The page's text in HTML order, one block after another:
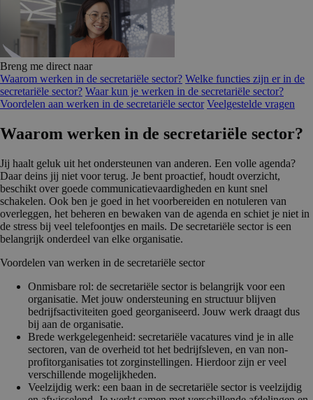
Breng me direct naar
Waarom werken in de secretariële sector? Welke functies zijn er in de
secretariële sector? Waar kun je werken in de secretariële sector?
Voordelen aan werken in de secretariële sector Veelgestelde vragen
Waarom werken in de secretariële sector?
Jij haalt geluk uit het ondersteunen van anderen. Een volle agenda?
Daar deins jij niet voor terug. Je bent proactief, houdt overzicht,
beschikt over goede communicatievaardigheden en kunt snel
schakelen. Ook ben je goed in het voorbereiden en notuleren van
overleggen, het beheren en bewaken van de agenda en schiet je niet in
de stress bij veel telefoontjes en mails. De secretariële sector is een
belangrijk onderdeel van elke organisatie.
Voordelen van werken in de secretariële sector
Onmisbare rol: de secretariële sector is belangrijk voor een
organisatie. Met jouw ondersteuning en structuur blijven
bedrijfsactiviteiten goed georganiseerd. Jouw werk draagt dus
bij aan de organisatie.
Brede werkgelegenheid: secretariële vacatures vind je in alle
sectoren, van de overheid tot het bedrijfsleven, en van non-
profitorganisaties tot zorginstellingen. Hierdoor zijn er veel
verschillende mogelijkheden.
Veelzijdig werk: een baan in de secretariële sector is veelzijdig